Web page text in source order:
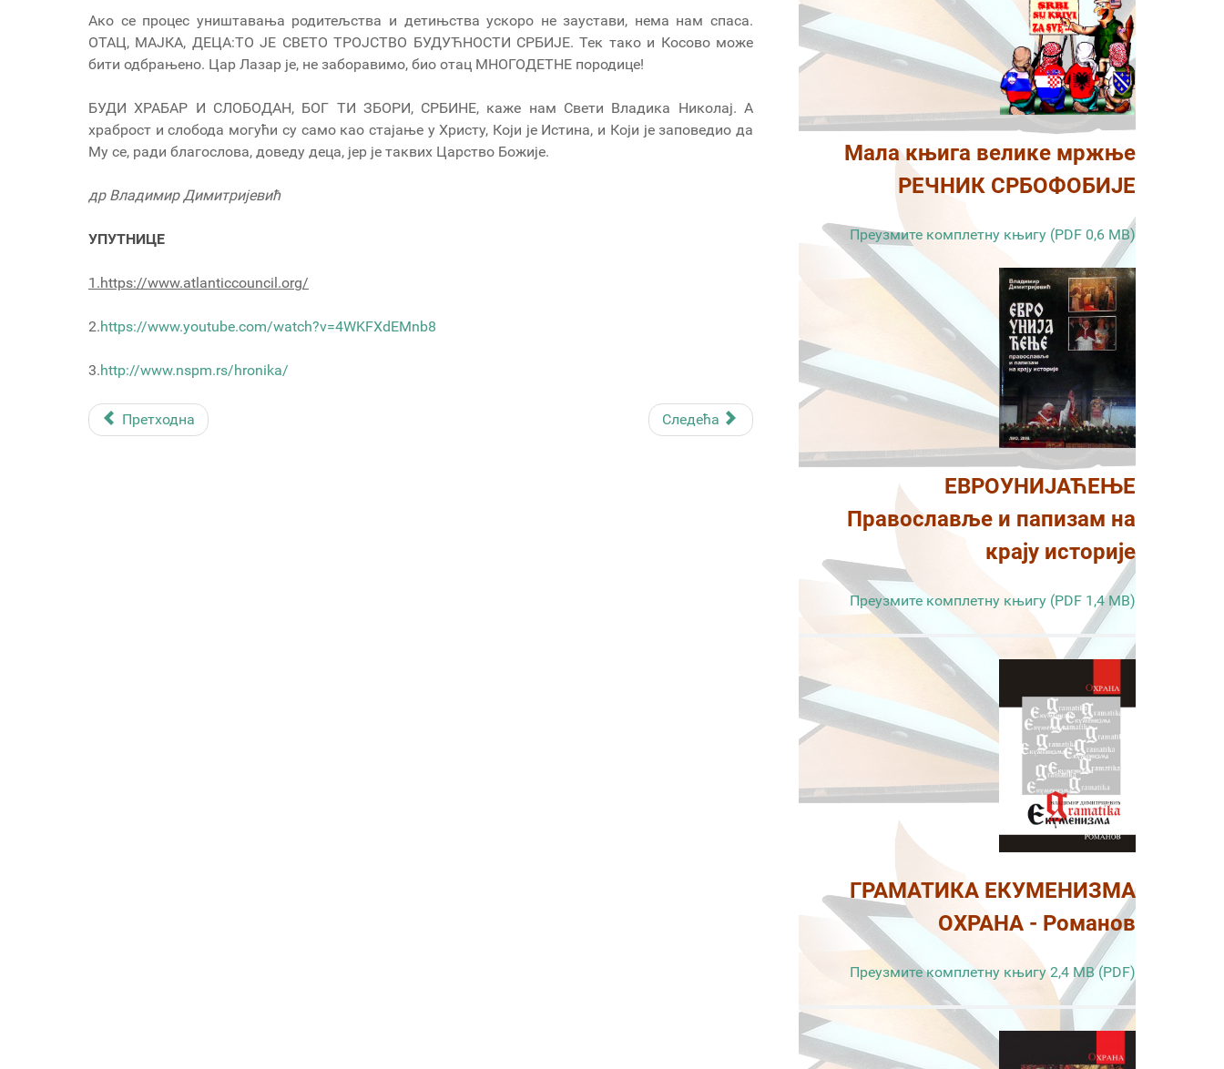
Ако се процес уништавања родитељства и детињства ускоро не заустави, нема нам спаса.
ОТАЦ, МАЈКА, ДЕЦА:ТО ЈЕ СВЕТО ТРОЈСТВО БУДУЋНОСТИ СРБИЈЕ. Тек тако и Косово може
бити одбрањено. Цар Лазар је, не заборавимо, био отац МНОГОДЕТНЕ породице!
БУДИ ХРАБАР И СЛОБОДАН, БОГ ТИ ЗБОРИ, СРБИНЕ, каже нам Свети Владика Николај. А
храброст и слобода могући су само као стајање у Христу, Који је Истина, и Који је заповедио да
Му се, ради благослова, доведу деца, јер је таквих Царство Божије.
др Владимир Димитријевић
УПУТНИЦЕ
1.https://www.atlanticcouncil.org/
2.https://www.youtube.com/watch?v=4WKFXdEMnb8
3.http://www.nspm.rs/hronika/
Претходна Следећа
Мала књига велике мржње
РЕЧНИК СРБОФОБИЈЕ
Преузмите комплетну књигу (PDF 0,6 MB)
ЕВРОУНИЈАЋЕЊЕ
Православље и папизам на
крају историје
Преузмите комплетну књигу (PDF 1,4 MB)
ГРАМАТИКА ЕКУМЕНИЗМА
ОХРАНА - Романов
Преузмите комплетну књигу 2,4 MB (PDF)